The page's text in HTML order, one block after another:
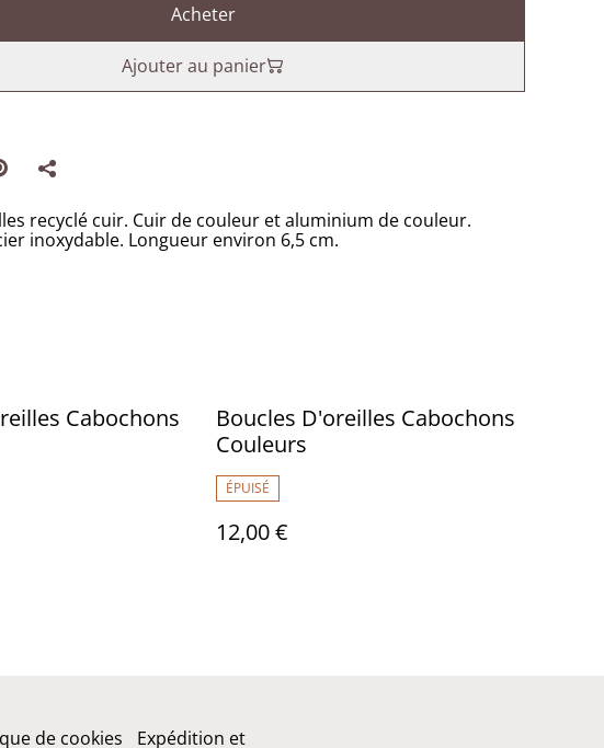
Acheter
Ajouter au panier
recyclé cuir. Cuir de couleur et aluminium de couleur.
inoxydable. Longueur environ 6,5 cm.
Cabochons
Boucles D'oreilles Cabochons
Couleurs
ÉPUISÉ
12,00 €
de cookies
Expédition et